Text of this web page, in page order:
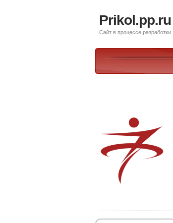
Prikol.pp.ru
Сайт в процессе разработки